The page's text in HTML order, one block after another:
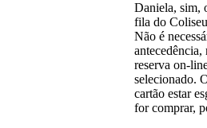
Daniela, sim,
fila do
Não é
antecedência,
reserva on-
selecionado.
cartão estar
for comprar,